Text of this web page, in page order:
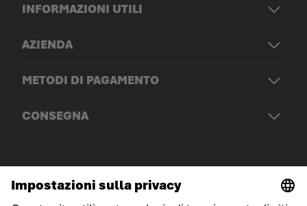
INFORMAZIONI UTILI
AZIENDA
METODI DI PAGAMENTO
CONSEGNA
© LOWA Sportschuhe GmbH